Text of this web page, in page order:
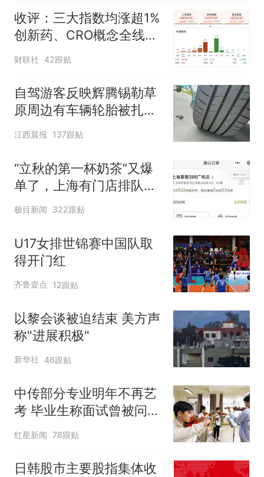
收评：三大指数均涨超1%
创新药、CRO概念全线走
强
财联社 42跟贴
自驾游客反映辉腾锡勒草
原周边有车辆轮胎被扎，
修理店铺换胎价格高达千
江西晨报 137跟贴
“立秋的第一杯奶茶”又爆
单了，上海有门店排队超
500杯，店员：今天奶茶
时
极目新闻 322跟贴
U17女排世锦赛中国队取
得开门红
齐鲁壹点 12跟贴
以黎会谈被迫结束 美方声
称"进展积极"
新华社 46跟贴
中传部分专业明年不再艺
考 毕业生称面试曾被问
“如何策划晚会” 专家：遏
红星新闻 78跟贴
日韩股市主要股指集体收